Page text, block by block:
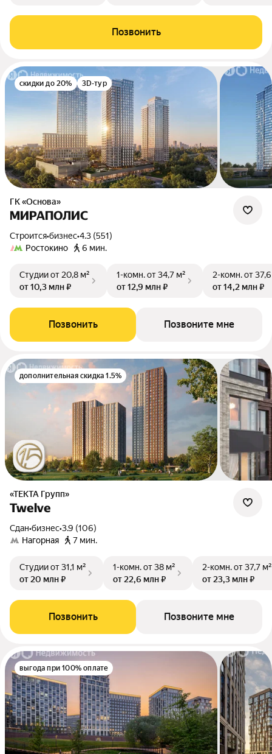
Позвонить
скидки до 20% 3D-тур
ГК «Основа»
МИРАПОЛИС
Строится•бизнес•4.3 (551)
Ростокино
6 мин.
Студииот 20,8 м²
от 10,3 млн ₽
1-комн.от 34,7 м²
от 12,9 млн ₽
2-комн.от
от 14,2 млн ₽
Позвонить Позвоните мне
дополнительная скидка 1.5%
«ТЕКТА Групп»
Twelve
Сдан•бизнес•3.9 (106)
Нагорная
7 мин.
Студииот 31,1 м²
от 20 млн ₽
1-комн.от 38 м²
от 22,6 млн ₽
2-комн.от 37,7 м²
от 23,3 млн ₽
Позвонить Позвоните мне
выгода при 100% оплате